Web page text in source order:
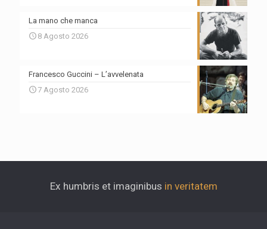
La mano che manca
8 Agosto 2026
Francesco Guccini – L’avvelenata
7 Agosto 2026
Ex humbris et imaginibus in veritatem